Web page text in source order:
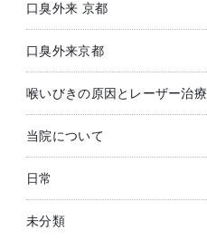
口臭外来 京都
口臭外来京都
喉いびきの原因とレーザー治療
当院について
日常
未分類